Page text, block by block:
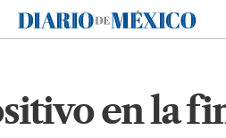
Diario de México
en la